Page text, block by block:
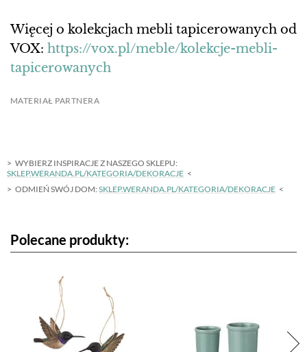
Więcej o kolekcjach mebli tapicerowanych od
VOX: https://vox.pl/meble/kolekcje-mebli-
tapicerowanych
MATERIAŁ PARTNERA
WYBIERZ INSPIRACJE Z NASZEGO SKLEPU:
SKLEP.WERANDA.PL/KATEGORIA/DEKORACJE
ODMIEŃ SWÓJ DOM:SKLEP.WERANDA.PL/KATEGORIA/DEKORACJE
Polecane produkty: